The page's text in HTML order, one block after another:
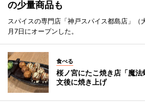
の少量商品も
スパイスの専門店「神戸スパイス都島店」（
月7日にオープンした。
食べる
桜ノ宮にたこ焼き店「魔
文後に焼き上げ